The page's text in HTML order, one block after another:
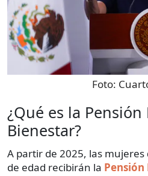
Foto:
¿Qué es la
Bienestar?
A partir de 2025, las mujeres
de edad recibirán la